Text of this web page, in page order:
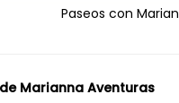
Paseos con
Marianna Aventuras